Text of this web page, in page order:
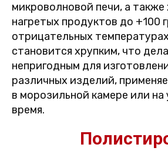
микроволновой печи, а также
нагретых продуктов до +100
отрицательных
становится хрупким, что
непригодным для
различных изделий,
в морозильной камере или на
время.